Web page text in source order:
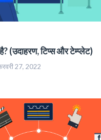
(उदाहरण, टिप्स और टेम्प्लेट)
27, 2022